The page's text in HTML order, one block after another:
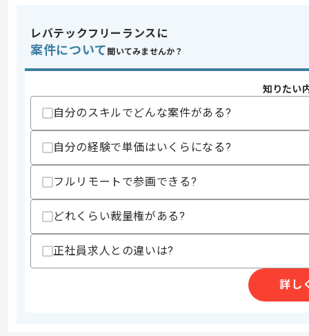
・バックエンド、ノードとのAPI連携や
スキルに不安がある方へ
上記に似た経験やスキルをお持ちであれば
精算・お支払い
精算条件
有
精算基準時間
140時間〜180時間
支払いサイト
その他募集要項
商談回数
募集人数
1人
2025/01/06
レバテックフリーランスに
案件について 聞いてみませんか？
知りたい
自分のスキルでどんな案件がある?
自分の経験で単価はいくらになる?
フルリモートで参画できる?
どれくらい裁量権がある?
正社員求人との違いは?
詳し